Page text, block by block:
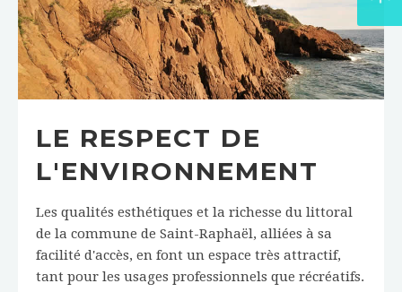
LE RESPECT DE
L'ENVIRONNEMENT
Les qualités esthétiques et la richesse du littoral
de la commune de Saint-Raphaël, alliées à sa
facilité d'accès, en font un espace très attractif,
tant pour les usages professionnels que récréatifs.